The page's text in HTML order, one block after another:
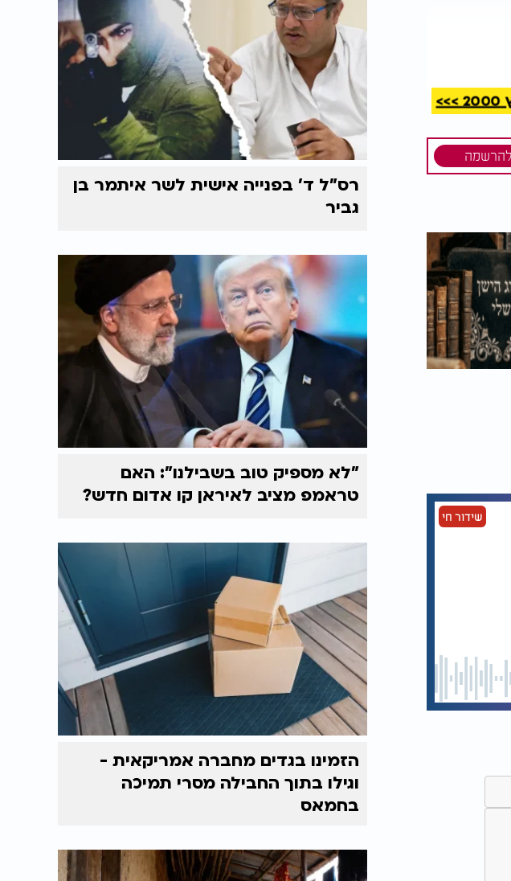
תשולב
להרשמה
שידור חי
רס"ל ד' בפנייה אישית לשר איתמר בן
גביר
"לא מספיק טוב בשבילנו": האם
טראמפ מציב לאיראן קו אדום חדש?
הזמינו בגדים מחברה אמריקאית -
וגילו בתוך החבילה מסרי תמיכה
בחמאס